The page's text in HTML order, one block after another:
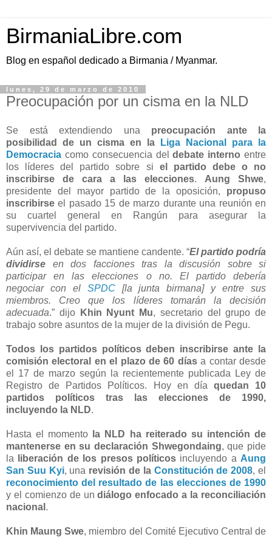
BirmaniaLibre.com
Blog en español dedicado a Birmania / Myanmar.
lunes, 29 de marzo de 2010
Preocupación por un cisma en la NLD
Se está extendiendo una preocupación ante la
posibilidad de un cisma en la
Liga Nacional para la
Democracia como consecuencia deldebate interno entre
los líderes del partido sobre si el partido debe o no
inscribirse de cara a las elecciones. Aung Shwe,
presidente del mayor partido de la oposición, propuso
inscribirse el pasado 15 de marzo durante una reunión en
su cuartel general en Rangún para asegurar la
supervivencia del partido.
Aún así, el debate se mantiene candente. “El partido podría
dividirse en dos facciones tras la discusión sobre si
participar en las elecciones o no. El partido debería
negociar con el SPDC[la junta birmana] y entre sus
miembros. Creo que los líderes tomarán la decisión
adecuada.” dijo Khin Nyunt Mu, secretario del grupo de
trabajo sobre asuntos de la mujer de la división de Pegu.
Todos los partidos políticos deben inscribirse ante la
comisión electoral en el plazo de 60 díasa contar desde
el 17 de marzo según la recientemente publicada Ley de
Registro de Partidos Políticos. Hoy en día quedan 10
partidos políticos tras las elecciones de 1990,
incluyendo la NLD.
Hasta el momento
la NLD ha reiterado su intención de
mantenerse en su declaración Shwegondaing, que pide
la
liberación de los presos políticosincluyendo a Aung
San Suu Kyi, una revisión de la Constitución de 2008, el
reconocimiento del resultado de las elecciones de 1990
y el comienzo de undiálogo enfocado a la reconciliación
nacional .
Khin Maung Swe, miembro del Comité Ejecutivo Central de